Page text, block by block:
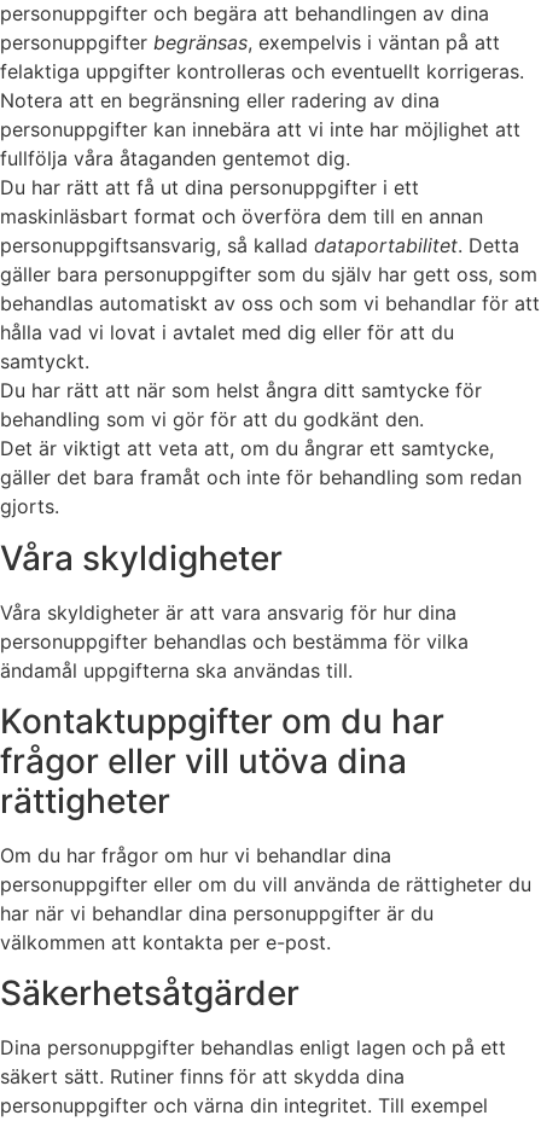
personuppgifter och begära att behandlingen av dina
personuppgifter begränsas, exempelvis i väntan på att
felaktiga uppgifter kontrolleras och eventuellt korrigeras.
Notera att en begränsning eller radering av dina
personuppgifter kan innebära att vi inte har möjlighet att
fullfölja våra åtaganden gentemot dig.
Du har rätt att få ut dina personuppgifter i ett
maskinläsbart format och överföra dem till en annan
personuppgiftsansvarig, så kallad dataportabilitet. Detta
gäller bara personuppgifter som du själv har gett oss, som
behandlas automatiskt av oss och som vi behandlar för att
hålla vad vi lovat i avtalet med dig eller för att du
samtyckt.
Du har rätt att när som helst ångra ditt samtycke för
behandling som vi gör för att du godkänt den.
Det är viktigt att veta att, om du ångrar ett samtycke,
gäller det bara framåt och inte för behandling som redan
gjorts.
Våra skyldigheter
Våra skyldigheter är att vara ansvarig för hur dina
personuppgifter behandlas och bestämma för vilka
ändamål uppgifterna ska användas till.
Kontaktuppgifter om du har
frågor eller vill utöva dina
rättigheter
Om du har frågor om hur vi behandlar dina
personuppgifter eller om du vill använda de rättigheter du
har när vi behandlar dina personuppgifter är du
välkommen att kontakta per e-post.
Säkerhetsåtgärder
Dina personuppgifter behandlas enligt lagen och på ett
säkert sätt. Rutiner finns för att skydda dina
personuppgifter och värna din integritet. Till exempel